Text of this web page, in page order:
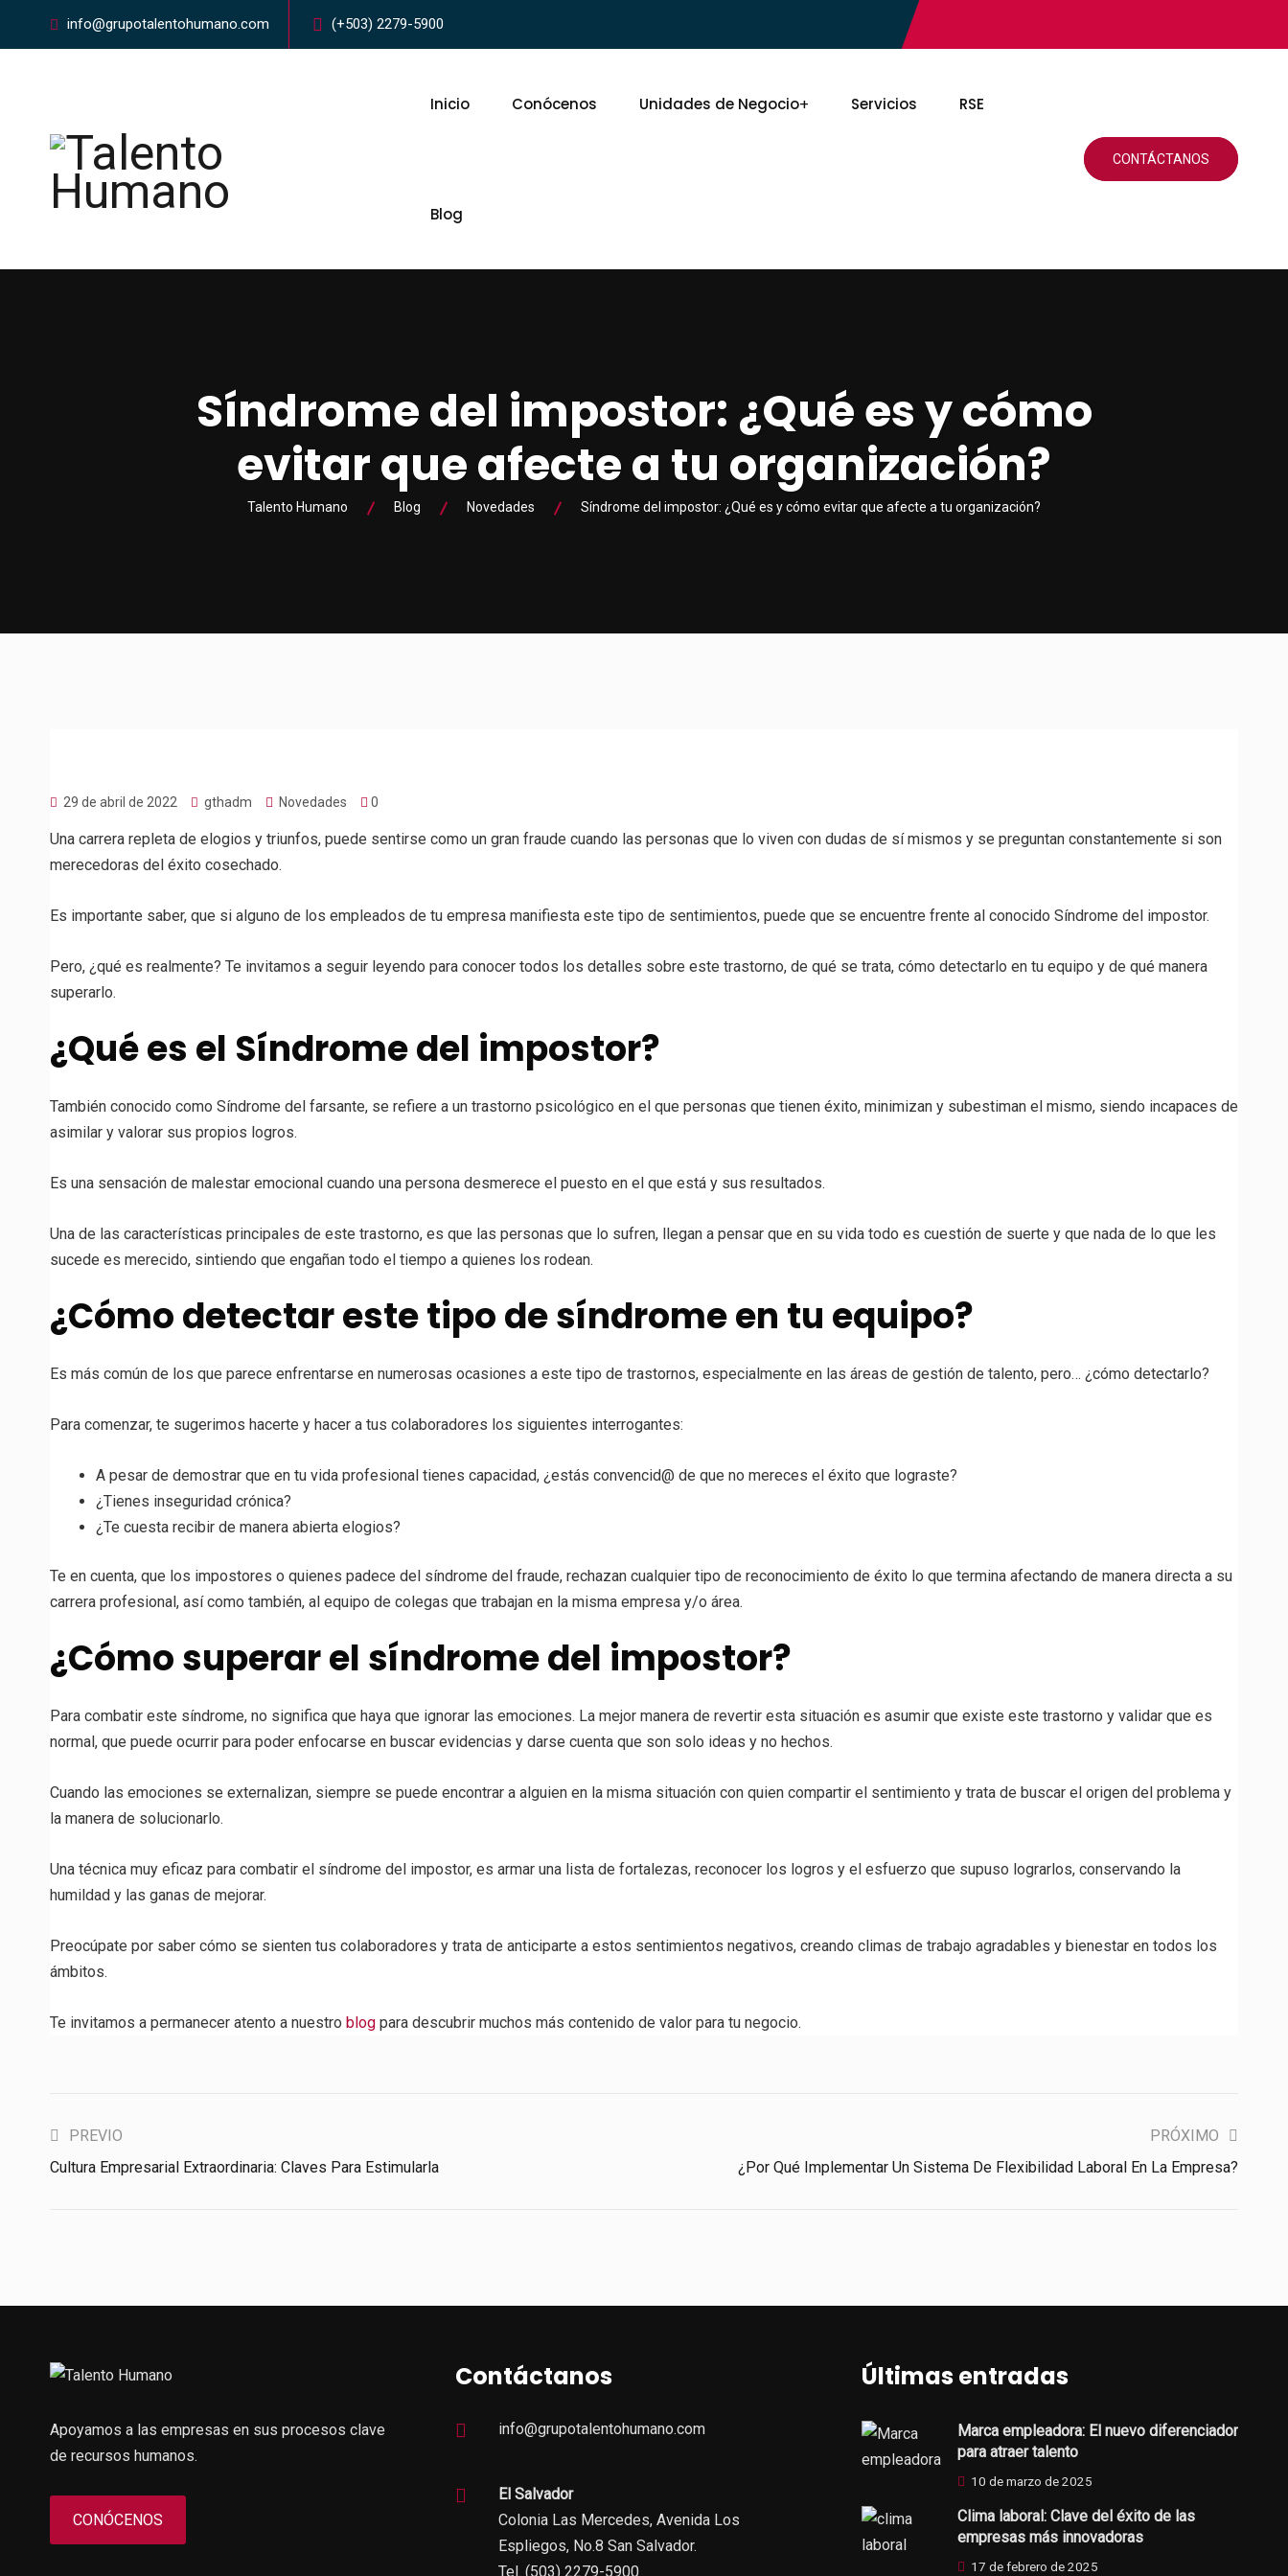
info@grupotalentohumano.com (+503) 2279-5900
Inicio Conócenos Unidades de Negocio Servicios RSE
Blog
CONTÁCTANOS
Síndrome del impostor: ¿Qué es y cómo
evitar que afecte a tu organización?
Talento Humano Blog Novedades Síndrome del impostor: ¿Qué es y cómo evitar que afecte a tu organización?
29 de abril de 2022 gthadm Novedades 0
Una carrera repleta de elogios y triunfos, puede sentirse como un gran fraude cuando las personas que lo viven con dudas de sí mismos y se preguntan constantemente si son
merecedoras del éxito cosechado.
Es importante saber, que si alguno de los empleados de tu empresa manifiesta este tipo de sentimientos, puede que se encuentre frente al conocido Síndrome del impostor.
Pero, ¿qué es realmente? Te invitamos a seguir leyendo para conocer todos los detalles sobre este trastorno, de qué se trata, cómo detectarlo en tu equipo y de qué manera
superarlo.
¿Qué es el Síndrome del impostor?
También conocido como Síndrome del farsante, se refiere a un trastorno psicológico en el que personas que tienen éxito, minimizan y subestiman el mismo, siendo incapaces de
asimilar y valorar sus propios logros.
Es una sensación de malestar emocional cuando una persona desmerece el puesto en el que está y sus resultados.
Una de las características principales de este trastorno, es que las personas que lo sufren, llegan a pensar que en su vida todo es cuestión de suerte y que nada de lo que les
sucede es merecido, sintiendo que engañan todo el tiempo a quienes los rodean.
¿Cómo detectar este tipo de síndrome en tu equipo?
Es más común de los que parece enfrentarse en numerosas ocasiones a este tipo de trastornos, especialmente en las áreas de gestión de talento, pero… ¿cómo detectarlo?
Para comenzar, te sugerimos hacerte y hacer a tus colaboradores los siguientes interrogantes:
A pesar de demostrar que en tu vida profesional tienes capacidad, ¿estás convencid@ de que no mereces el éxito que lograste?
¿Tienes inseguridad crónica?
¿Te cuesta recibir de manera abierta elogios?
Te en cuenta, que los impostores o quienes padece del síndrome del fraude, rechazan cualquier tipo de reconocimiento de éxito lo que termina afectando de manera directa a su
carrera profesional, así como también, al equipo de colegas que trabajan en la misma empresa y/o área.
¿Cómo superar el síndrome del impostor?
Para combatir este síndrome, no significa que haya que ignorar las emociones. La mejor manera de revertir esta situación es asumir que existe este trastorno y validar que es
normal, que puede ocurrir para poder enfocarse en buscar evidencias y darse cuenta que son solo ideas y no hechos.
Cuando las emociones se externalizan, siempre se puede encontrar a alguien en la misma situación con quien compartir el sentimiento y trata de buscar el origen del problema y
la manera de solucionarlo.
Una técnica muy eficaz para combatir el síndrome del impostor, es armar una lista de fortalezas, reconocer los logros y el esfuerzo que supuso lograrlos, conservando la
humildad y las ganas de mejorar.
Preocúpate por saber cómo se sienten tus colaboradores y trata de anticiparte a estos sentimientos negativos, creando climas de trabajo agradables y bienestar en todos los
ámbitos.
Te invitamos a permanecer atento a nuestro blog para descubrir muchos más contenido de valor para tu negocio.
PREVIO
Cultura Empresarial Extraordinaria: Claves Para Estimularla
PRÓXIMO
¿Por Qué Implementar Un Sistema De Flexibilidad Laboral En La Empresa?
Apoyamos a las empresas en sus procesos clave
de recursos humanos.
CONÓCENOS
Contáctanos
info@grupotalentohumano.com
El Salvador
Colonia Las Mercedes, Avenida Los
Espliegos, No.8 San Salvador.
Tel. (503) 2279-5900
Últimas entradas
Marca empleadora: El nuevo diferenciador
para atraer talento
10 de marzo de 2025
Clima laboral: Clave del éxito de las
empresas más innovadoras
17 de febrero de 2025